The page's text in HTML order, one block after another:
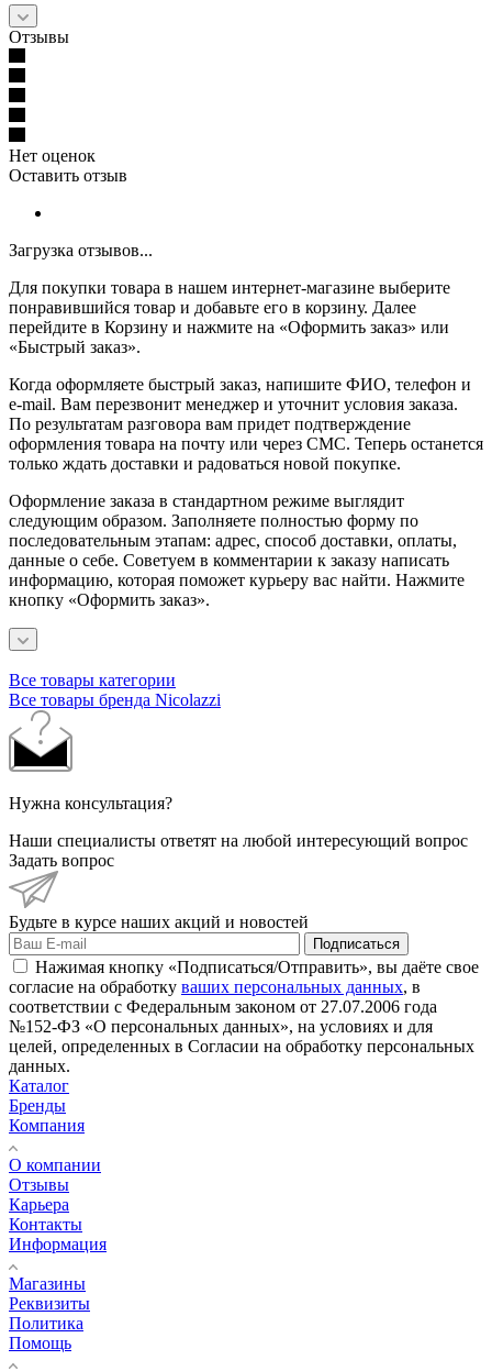
Отзывы
Нет оценок
Оставить отзыв
Загрузка отзывов...
Для покупки товара в нашем интернет-магазине выберите
понравившийся товар и добавьте его в корзину. Далее
перейдите в Корзину и нажмите на «Оформить заказ» или
«Быстрый заказ».
Когда оформляете быстрый заказ, напишите ФИО, телефон и
e-mail. Вам перезвонит менеджер и уточнит условия заказа.
По результатам разговора вам придет подтверждение
оформления товара на почту или через СМС. Теперь останется
только ждать доставки и радоваться новой покупке.
Оформление заказа в стандартном режиме выглядит
следующим образом. Заполняете полностью форму по
последовательным этапам: адрес, способ доставки, оплаты,
данные о себе. Советуем в комментарии к заказу написать
информацию, которая поможет курьеру вас найти. Нажмите
кнопку «Оформить заказ».
Все товары категории
Все товары бренда Nicolazzi
Нужна консультация?
Наши специалисты ответят на любой интересующий вопрос
Задать вопрос
Будьте в курсе наших акций и новостей
Подписаться
Нажимая кнопку «Подписаться/Отправить», вы даёте свое
согласие на обработку ваших персональных данных, в
соответствии с Федеральным законом от 27.07.2006 года
№152-ФЗ «О персональных данных», на условиях и для
целей, определенных в Согласии на обработку персональных
данных.
Каталог
Бренды
Компания
О компании
Отзывы
Карьера
Контакты
Информация
Магазины
Реквизиты
Политика
Помощь